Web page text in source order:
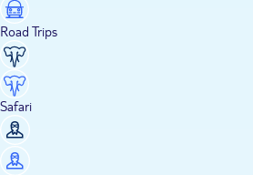
Road Trips
Safari